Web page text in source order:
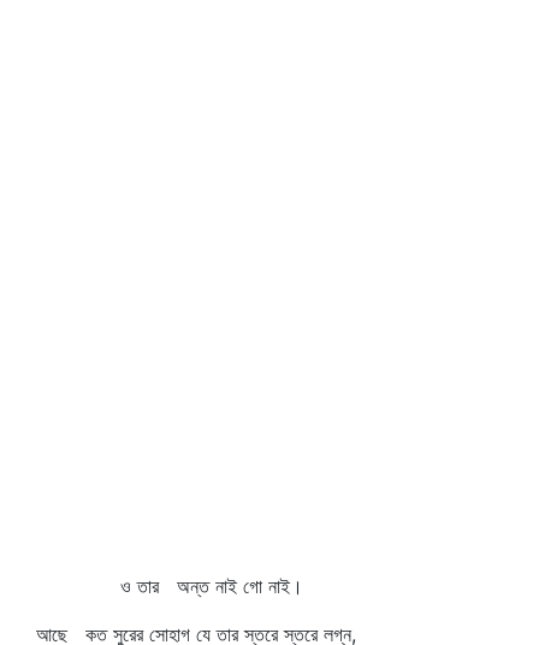
ও তার অন্ত নাই গো নাই।
আছে কত সুরের সোহাগ যে তার স্তরে স্তরে লগ্ন,